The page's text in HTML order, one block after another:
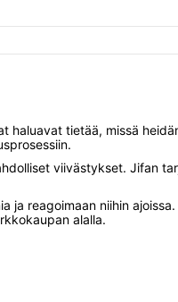
tietää, missä
viivästykset. Jifan
ja reagoimaan niihin
alalla.